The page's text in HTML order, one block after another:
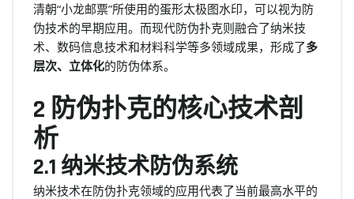
清朝“小龙邮票”所使用的蛋形太极图水印，可以视为防
伪技术的早期应用。而现代防伪扑克则融合了纳米技
术、数码信息技术和材料科学等多领域成果，形成了多
层次、立体化的防伪体系。
2 防伪扑克的核心技术剖
析
2.1 纳米技术防伪系统
纳米技术在防伪扑克领域的应用代表了当前最高水平的